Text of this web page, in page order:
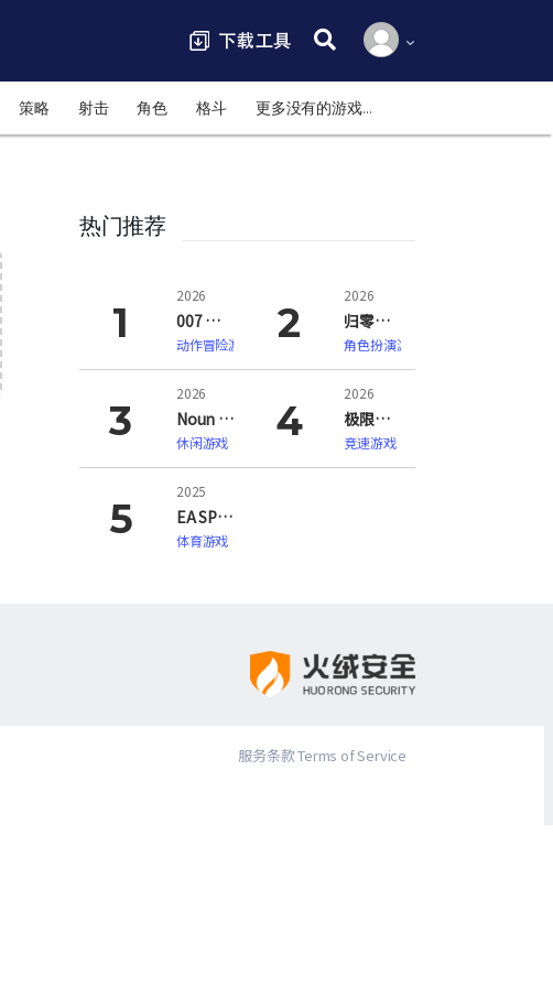
搜索:
策略 射击 角色 格斗 更多没有的游戏…
热门推荐
2026
007 初露锋芒（007 First Light）
动作冒险游戏
2026
归零巡礼：亡谍镇魂曲（ZERO PARADES: For Dead Spies）
角色扮演游戏
2026
Noun Town 语言学习（Noun Town Language Learning）
休闲游戏
2026
极限竞速：地平线6（Forza Horizon 6）
竞速游戏
2025
EA SPORTS FC 26
体育游戏
服务条款 Terms of Service